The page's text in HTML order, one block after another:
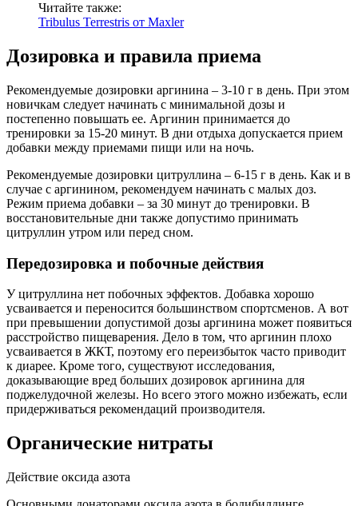
Читайте также:
Tribulus Terrestris от Maxler
Дозировка и правила приема
Рекомендуемые дозировки аргинина – 3-10 г в день. При этом
новичкам следует начинать с минимальной дозы и
постепенно повышать ее. Аргинин принимается до
тренировки за 15-20 минут. В дни отдыха допускается прием
добавки между приемами пищи или на ночь.
Рекомендуемые дозировки цитруллина – 6-15 г в день. Как и в
случае с аргинином, рекомендуем начинать с малых доз.
Режим приема добавки – за 30 минут до тренировки. В
восстановительные дни также допустимо принимать
цитруллин утром или перед сном.
Передозировка и побочные действия
У цитруллина нет побочных эффектов. Добавка хорошо
усваивается и переносится большинством спортсменов. А вот
при превышении допустимой дозы аргинина может появиться
расстройство пищеварения. Дело в том, что аргинин плохо
усваивается в ЖКТ, поэтому его переизбыток часто приводит
к диарее. Кроме того, существуют исследования,
доказывающие вред больших дозировок аргинина для
поджелудочной железы. Но всего этого можно избежать, если
придерживаться рекомендаций производителя.
Органические нитраты
Действие оксида азота